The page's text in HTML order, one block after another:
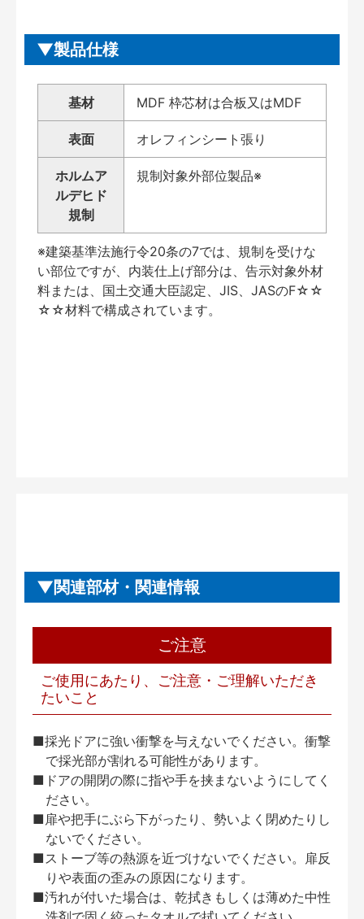
製品仕様
基材 MDF 枠芯材は合板又はMDF
表面 オレフィンシート張り
ホルムア
ルデヒド
規制
規制対象外部位製品※
※建築基準法施行令20条の7では、規制を受けな
い部位ですが、内装仕上げ部分は、告示対象外材
料または、国土交通大臣認定、JIS、JASのF☆☆
☆☆材料で構成されています。
関連部材・関連情報
ご注意
ご使用にあたり、ご注意・ご理解いただき
たいこと
■採光ドアに強い衝撃を与えないでください。衝撃
で採光部が割れる可能性があります。
■ドアの開閉の際に指や手を挟まないようにしてく
ださい。
■扉や把手にぶら下がったり、勢いよく閉めたりし
ないでください。
■ストーブ等の熱源を近づけないでください。扉反
りや表面の歪みの原因になります。
■汚れが付いた場合は、乾拭きもしくは薄めた中性